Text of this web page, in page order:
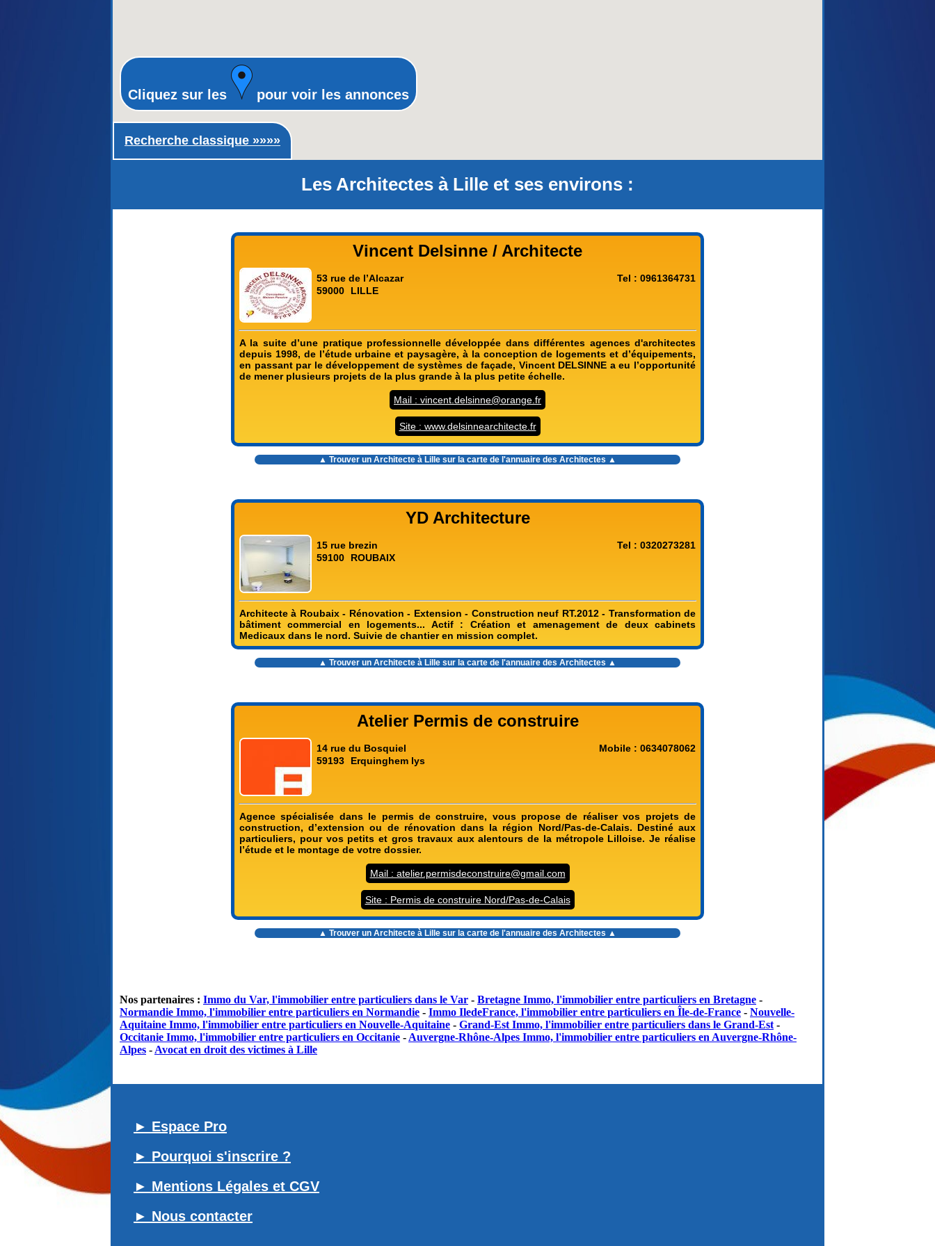
Recherche classique ►
Recherche classique »»»»
Cliquez sur les pour voir les annonces
Les Architectes à Lille et ses environs :
Vincent Delsinne / Architecte
53 rue de l’Alcazar
59000
LILLE
Tel : 0961364731
A la suite d’une pratique professionnelle développée dans différentes agences d'architectes
depuis 1998, de l’étude urbaine et paysagère, à la conception de logements et d’équipements,
en passant par le développement de systèmes de façade, Vincent DELSINNE a eu l’opportunité
de mener plusieurs projets de la plus grande à la plus petite échelle.
Mail : vincent.delsinne@orange.fr
Site : www.delsinnearchitecte.fr
▲ Trouver un Architecte à Lille sur la carte de l'annuaire des Architectes ▲
YD Architecture
15 rue brezin
59100
ROUBAIX
Tel : 0320273281
Architecte à Roubaix - Rénovation - Extension - Construction neuf RT.2012 - Transformation de
bâtiment commercial en logements... Actif : Création et amenagement de deux cabinets
Medicaux dans le nord. Suivie de chantier en mission complet.
▲ Trouver un Architecte à Lille sur la carte de l'annuaire des Architectes ▲
Atelier Permis de construire
14 rue du Bosquiel
59193
Erquinghem lys
Mobile : 0634078062
Agence spécialisée dans le permis de construire, vous propose de réaliser vos projets de
construction, d’extension ou de rénovation dans la région Nord/Pas-de-Calais. Destiné aux
particuliers, pour vos petits et gros travaux aux alentours de la métropole Lilloise. Je réalise
l’étude et le montage de votre dossier.
Mail : atelier.permisdeconstruire@gmail.com
Site : Permis de construire Nord/Pas-de-Calais
▲ Trouver un Architecte à Lille sur la carte de l'annuaire des Architectes ▲
Nos partenaires : Immo du Var, l'immobilier entre particuliers dans le Var - Bretagne Immo, l'immobilier entre particuliers en Bretagne -
Normandie Immo, l'immobilier entre particuliers en Normandie - Immo IledeFrance, l'immobilier entre particuliers en Île-de-France - Nouvelle-
Aquitaine Immo, l'immobilier entre particuliers en Nouvelle-Aquitaine - Grand-Est Immo, l'immobilier entre particuliers dans le Grand-Est -
Occitanie Immo, l'immobilier entre particuliers en Occitanie - Auvergne-Rhône-Alpes Immo, l'immobilier entre particuliers en Auvergne-Rhône-
Alpes - Avocat en droit des victimes à Lille
► Espace Pro
► Pourquoi s'inscrire ?
► Mentions Légales et CGV
► Nous contacter